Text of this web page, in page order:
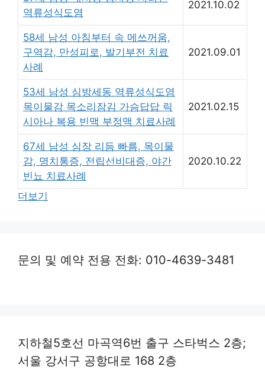
역류성식도염
2021.10.02
58세 남성 아침부터 속 메쓰꺼움,
구역감, 만성피로, 발기부전 치료
사례
2021.09.01
53세 남성 심방세동 역류성식도염
목이물감 목소리잠김 가슴답답 릭
시아나 복용 빈맥 부정맥 치료사례
2021.02.15
67세 남성 심장 리듬 빠름, 목이물
감, 명치통증, 전립선비대증, 야간
빈뇨 치료사례
2020.10.22
더보기
문의 및 예약 전용 전화: 010-4639-3481
지하철5호선 마곡역6번 출구 스타벅스 2층;
서울 강서구 공항대로 168 2층